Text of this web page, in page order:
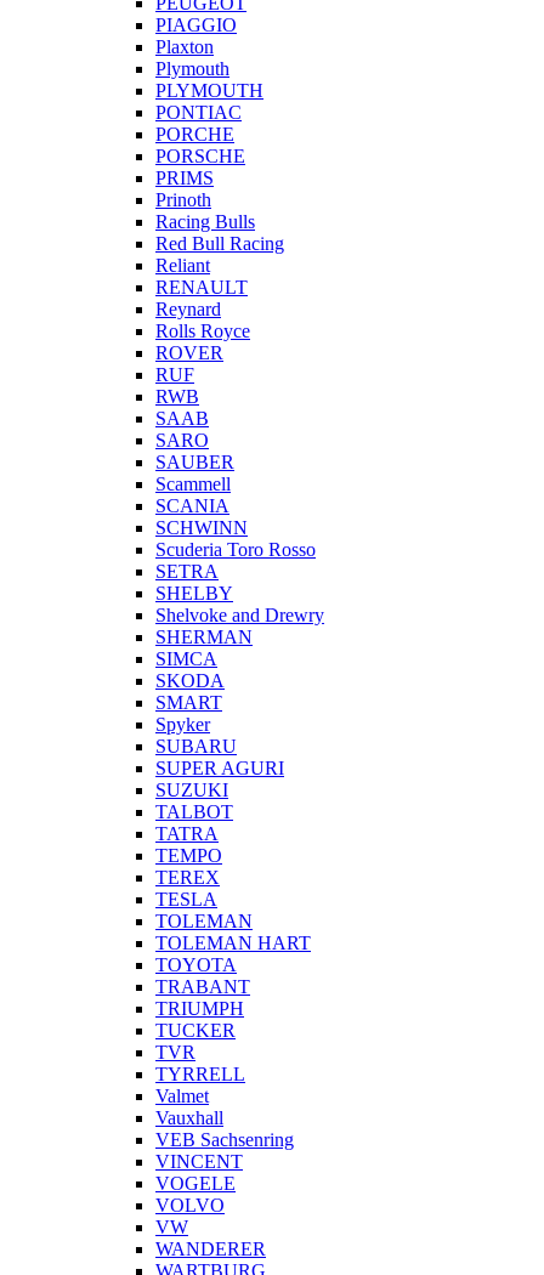
PIAGGIO
Plaxton
Plymouth
PLYMOUTH
PONTIAC
PORCHE
PORSCHE
PRIMS
Prinoth
Racing Bulls
Red Bull Racing
Reliant
RENAULT
Reynard
Rolls Royce
ROVER
RUF
RWB
SAAB
SARO
SAUBER
Scammell
SCANIA
SCHWINN
Scuderia Toro Rosso
SETRA
SHELBY
Shelvoke and Drewry
SHERMAN
SIMCA
SKODA
SMART
Spyker
SUBARU
SUPER AGURI
SUZUKI
TALBOT
TATRA
TEMPO
TEREX
TESLA
TOLEMAN
TOLEMAN HART
TOYOTA
TRABANT
TRIUMPH
TUCKER
TVR
TYRRELL
Valmet
Vauxhall
VEB Sachsenring
VINCENT
VOGELE
VOLVO
VW
WANDERER